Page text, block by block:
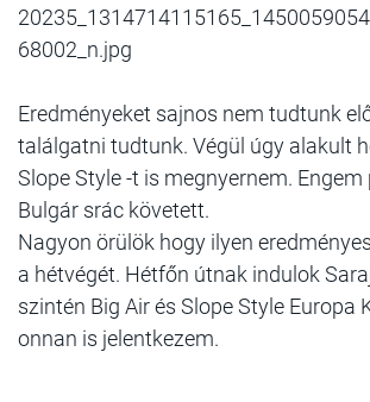
68002_n.jpg
Eredményeket sajnos nem tudtunk
találgatni tudtunk. Végül úgy alakult
Slope Style -t is megnyernem. Engem
Bulgár srác követett.
Nagyon örülök hogy ilyen
a hétvégét. Hétfőn útnak indulok
szintén Big Air és Slope Style Europa
onnan is jelentkezem.